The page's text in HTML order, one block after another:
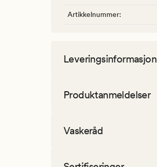
Artikkelnummer:
Leveringsinformasjon
Produktanmeldelser
Vaskeråd